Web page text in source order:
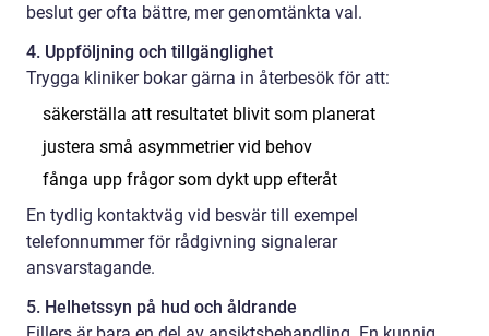
beslut ger ofta bättre, mer genomtänkta val.
4. Uppföljning och tillgänglighet
Trygga kliniker bokar gärna in återbesök för att:
säkerställa att resultatet blivit som planerat
justera små asymmetrier vid behov
fånga upp frågor som dykt upp efteråt
En tydlig kontaktväg vid besvär till exempel
telefonnummer för rådgivning signalerar
ansvarstagande.
5. Helhetssyn på hud och åldrande